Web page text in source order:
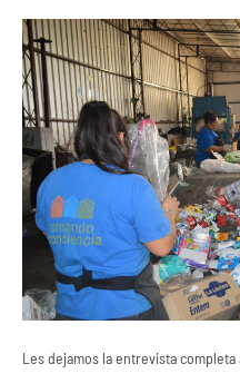
Les dejamos la entrevista